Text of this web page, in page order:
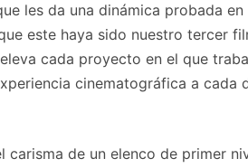
les da una dinámica probada en
este haya sido nuestro tercer
cada proyecto en el que
cinematográfica a cada
carisma de un elenco de primer